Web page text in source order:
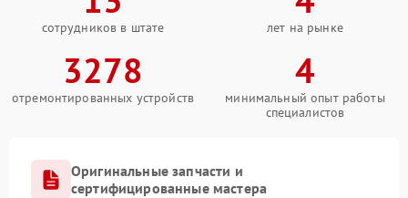
сотрудников в штате лет на рынке
3278
отремонтированных устройств
4
минимальный опыт работы
специалистов
Оригинальные запчасти и
сертифицированные мастера